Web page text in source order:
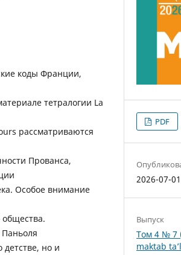
коды Франции,
тетралогии La
рассматриваются
Прованса,
Особое внимание
общества.
Паньоля
детстве, но и
PDF
2026-07-01
Выпуск
Том 4 № 7
maktab